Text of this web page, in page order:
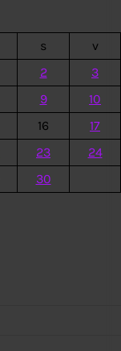
s
v
2
3
9
10
16
17
23
24
30